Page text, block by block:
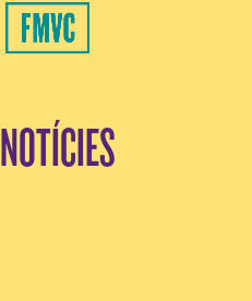
NOTÍCIES